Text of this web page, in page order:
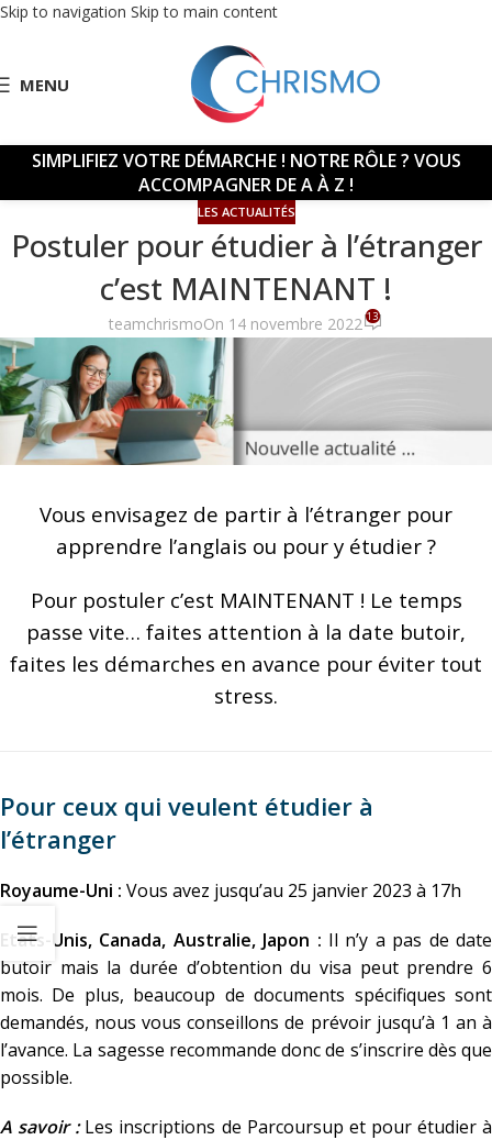
Skip to navigation Skip to main content
MENU
SIMPLIFIEZ VOTRE DÉMARCHE ! NOTRE RÔLE ? VOUS
ACCOMPAGNER DE A À Z !
LES ACTUALITÉS
Postuler pour étudier à l’étranger
c’est MAINTENANT !
teamchrismoOn 14 novembre 2022 13
Vous envisagez de partir à l’étranger pour
apprendre l’anglais ou pour y étudier ?
Pour postuler c’est MAINTENANT ! Le temps
passe vite… faites attention à la date butoir,
faites les démarches en avance pour éviter tout
stress.
Pour ceux qui veulent étudier à
l’étranger
Royaume-Uni : Vous avez jusqu’au 25 janvier 2023 à 17h
Etats-Unis, Canada, Australie, Japon : Il n’y a pas de date
butoir mais la durée d’obtention du visa peut prendre 6
mois. De plus, beaucoup de documents spécifiques sont
demandés, nous vous conseillons de prévoir jusqu’à 1 an à
l’avance. La sagesse recommande donc de s’inscrire dès que
possible.
A savoir :Les inscriptions de Parcoursup et pour étudier à